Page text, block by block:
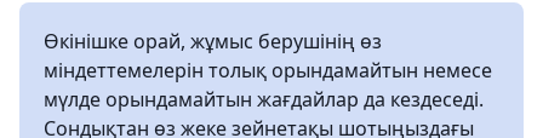
Өкінішке орай, жұмыс берушінің өз
міндеттемелерін толық орындамайтын немесе
мүлде орындамайтын жағдайлар да кездеседі.
Сондықтан өз жеке зейнетақы шотыңыздағы